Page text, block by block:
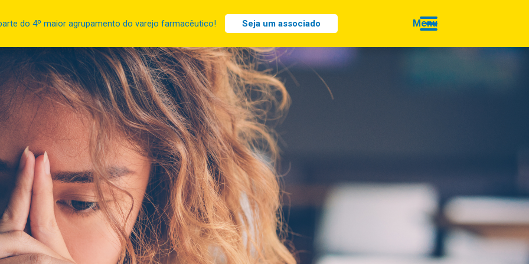
do 4º maior agrupamento do varejo farmacêutico! Seja um associado